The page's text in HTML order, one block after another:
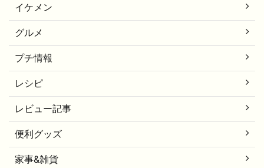
イケメン
グルメ
プチ情報
レシピ
レビュー記事
便利グッズ
家事&雑貨